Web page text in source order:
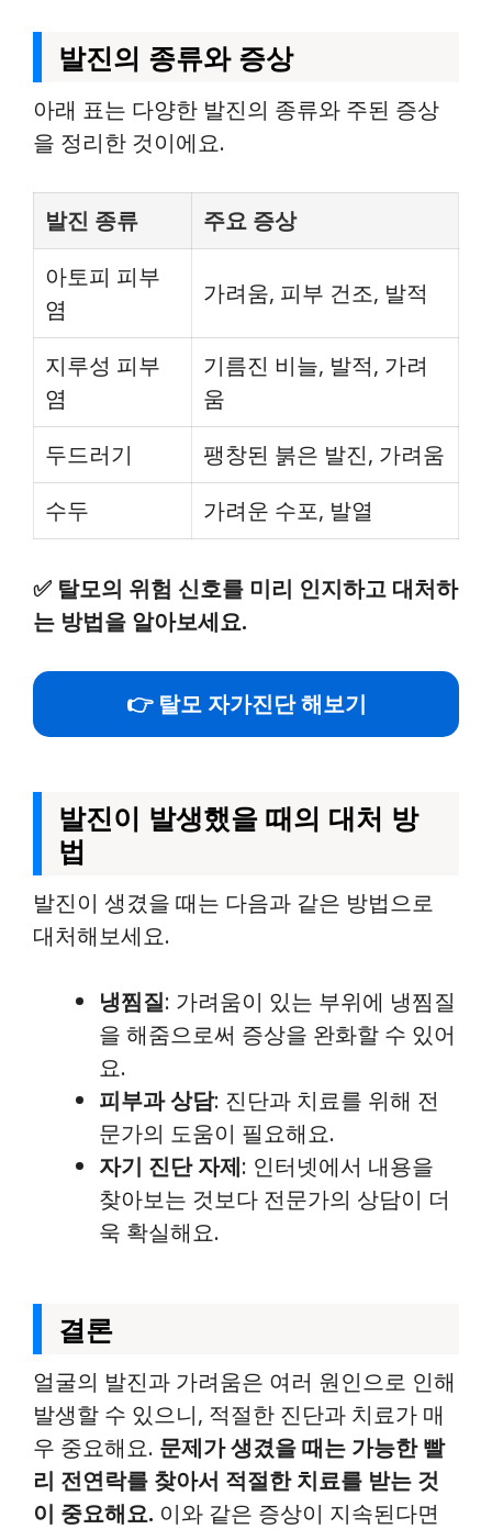
발진의 종류와 증상
아래 표는 다양한 발진의 종류와 주된 증상
을 정리한 것이에요.
발진 종류
주요 증상
아토피 피부
염
가려움, 피부 건조, 발적
지루성 피부
염
기름진 비늘, 발적, 가려
움
두드러기
팽창된 붉은 발진, 가려움
수두
가려운 수포, 발열
✅ 탈모의 위험 신호를 미리 인지하고 대처하
는 방법을 알아보세요.
👉 탈모 자가진단 해보기
발진이 발생했을 때의 대처 방
법
발진이 생겼을 때는 다음과 같은 방법으로
대처해보세요.
냉찜질: 가려움이 있는 부위에 냉찜질
을 해줌으로써 증상을 완화할 수 있어
요.
피부과 상담: 진단과 치료를 위해 전
문가의 도움이 필요해요.
자기 진단 자제: 인터넷에서 내용을
찾아보는 것보다 전문가의 상담이 더
욱 확실해요.
결론
얼굴의 발진과 가려움은 여러 원인으로 인해
발생할 수 있으니, 적절한 진단과 치료가 매
우 중요해요. 문제가 생겼을 때는 가능한 빨
리 전연락를 찾아서 적절한 치료를 받는 것
이 중요해요. 이와 같은 증상이 지속된다면